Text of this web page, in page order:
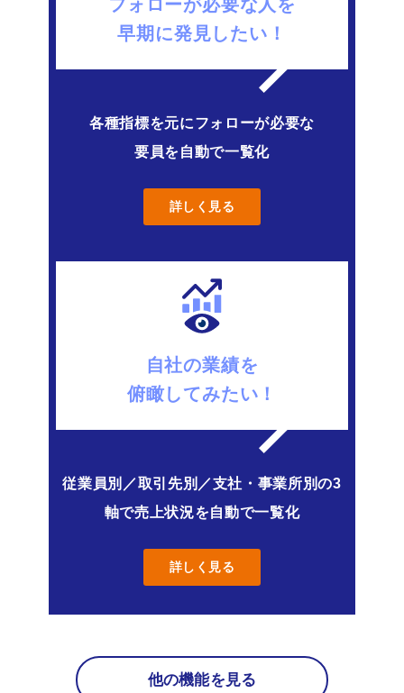
フォローが必要な人を
早期に発見したい！
各種指標を元にフォローが必要な
要員を自動で一覧化
詳しく見る
自社の業績を
俯瞰してみたい！
従業員別／取引先別／支社・事業所別の3
軸で売上状況を自動で一覧化
詳しく見る
他の機能を見る